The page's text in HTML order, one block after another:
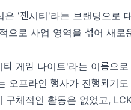
은 '젠시티'라는 브랜딩으로
으로 사업 영역을 섞어 새로
게임 나이트'라는 이름으
오프라인 행사가 진행되기도
체적인 활동은 없었고,